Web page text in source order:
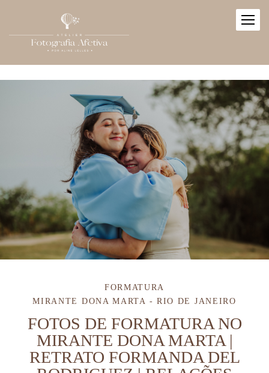
FORMATURA
MIRANTE DONA MARTA - RIO DE JANEIRO
FOTOS DE FORMATURA NO
MIRANTE DONA MARTA |
RETRATO FORMANDA DEL